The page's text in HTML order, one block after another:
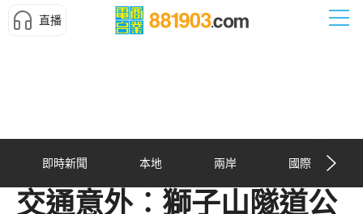
直播
即時新聞 本地 兩岸 國際
交通意外︰獅子山隧道公